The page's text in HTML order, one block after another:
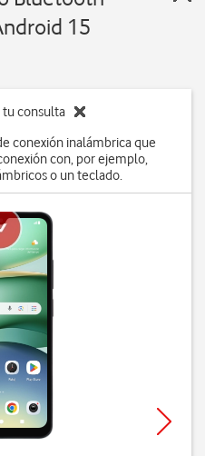
15
tu consulta
conexión inalámbrica que
con, por ejemplo,
o un teclado.